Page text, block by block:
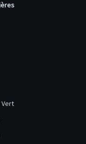
Vert